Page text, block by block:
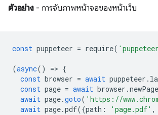
ตัวอย่าง - การจับภาพหน้าจอของหน้าเว็บ
const puppeteer = require(
(async() => {
const browser = await puppeteer .
const page = await browser .newPage
await page.goto( 'https://
await page.pdf({path : 'page.pdf' ,